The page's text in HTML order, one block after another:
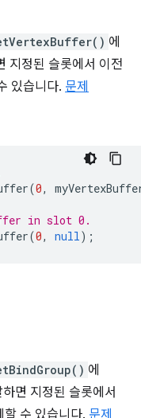
에
지정된 슬롯에서 이전
있습니다. 문제
(0,
in slot 0.
(0, null);
에
면 지정된 슬롯에서
수 있습니다. 문제